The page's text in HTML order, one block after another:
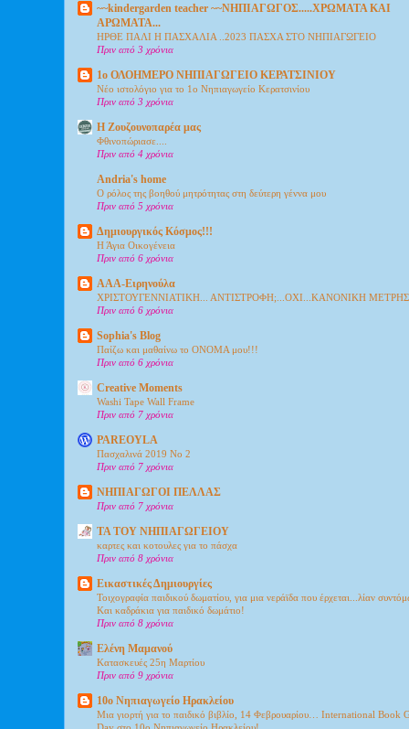
~~kindergarden teacher ~~ΝΗΠΙΑΓΩΓΟΣ.....ΧΡΩΜΑΤΑ ΚΑΙ
ΑΡΩΜΑΤΑ...
ΗΡΘΕ ΠΑΛΙ Η ΠΑΣΧΑΛΙΑ ..2023 ΠΑΣΧΑ ΣΤΟ ΝΗΠΙΑΓΩΓΕΙΟ
Πριν από 3 χρόνια
1o ΟΛΟΗΜΕΡΟ ΝΗΠΙΑΓΩΓΕΙΟ ΚΕΡΑΤΣΙΝΙΟΥ
Nέο ιστολόγιο για το 1ο Νηπιαγωγείο Κερατσινίου
Πριν από 3 χρόνια
Η Ζουζουνοπαρέα μας
Φθινοπώριασε....
Πριν από 4 χρόνια
Andria's home
Ο ρόλος της βοηθού μητρότητας στη δεύτερη γέννα μου
Πριν από 5 χρόνια
Δημιουργικός Κόσμος!!!
Η Άγια Οικογένεια
Πριν από 6 χρόνια
ΑΑΑ-Ειρηνούλα
ΧΡΙΣΤΟΥΓΕΝΝΙΑΤΙΚΗ... ΑΝΤΙΣΤΡΟΦΗ;...ΟΧΙ...ΚΑΝΟΝΙΚΗ
Πριν από 6 χρόνια
Sophia's Blog
Παίζω και μαθαίνω το ΟΝΟΜΑ μου!!!
Πριν από 6 χρόνια
Creative Moments
Washi Tape Wall Frame
Πριν από 7 χρόνια
PAREOYLA
Πασχαλινά 2019 Νο 2
Πριν από 7 χρόνια
ΝΗΠΙΑΓΩΓΟΙ ΠΕΛΛΑΣ
Πριν από 7 χρόνια
ΤΑ ΤΟΥ ΝΗΠΙΑΓΩΓΕΙΟΥ
καρτες και κοτουλες για το πάσχα
Πριν από 8 χρόνια
Εικαστικές Δημιουργίες
Τοιχογραφία παιδικού δωματίου, για μια νεράϊδα που έρχεται...λίαν
Και καδράκια για παιδικό δωμάτιο!
Πριν από 8 χρόνια
Ελένη Μαμανού
Κατασκευές 25η Μαρτίου
Πριν από 9 χρόνια
10ο Νηπιαγωγείο Ηρακλείου
Μια γιορτή για το παιδικό βιβλίο, 14 Φεβρουαρίου… International Book